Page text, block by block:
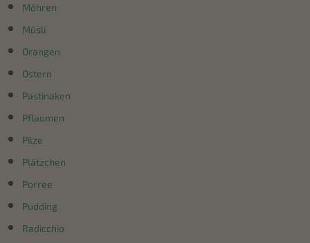
Möhren
Müsli
Orangen
Ostern
Pastinaken
Pflaumen
Pilze
Plätzchen
Porree
Pudding
Radicchio